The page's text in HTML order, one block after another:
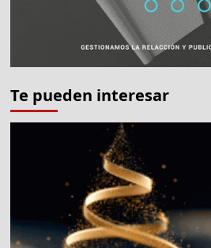
Te pueden interesar